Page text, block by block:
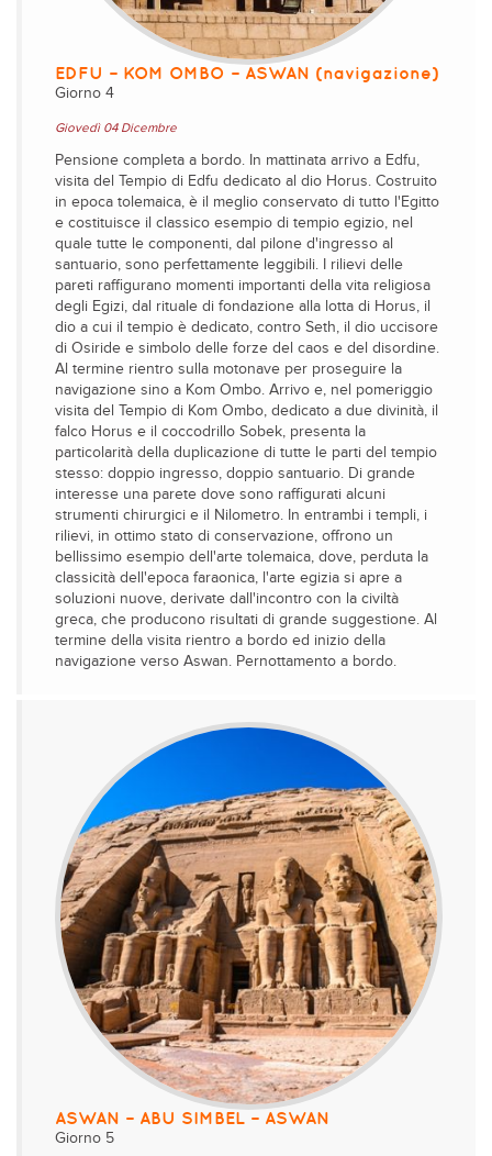
EDFU – KOM OMBO – ASWAN (navigazione)
Giorno 4
Giovedì 04 Dicembre
Pensione completa a bordo. In mattinata arrivo a Edfu,
visita del Tempio di Edfu dedicato al dio Horus. Costruito
in epoca tolemaica, è il meglio conservato di tutto l'Egitto
e costituisce il classico esempio di tempio egizio, nel
quale tutte le componenti, dal pilone d'ingresso al
santuario, sono perfettamente leggibili. I rilievi delle
pareti raffigurano momenti importanti della vita religiosa
degli Egizi, dal rituale di fondazione alla lotta di Horus, il
dio a cui il tempio è dedicato, contro Seth, il dio uccisore
di Osiride e simbolo delle forze del caos e del disordine.
Al termine rientro sulla motonave per proseguire la
navigazione sino a Kom Ombo. Arrivo e, nel pomeriggio
visita del Tempio di Kom Ombo, dedicato a due divinità, il
falco Horus e il coccodrillo Sobek, presenta la
particolarità della duplicazione di tutte le parti del tempio
stesso: doppio ingresso, doppio santuario. Di grande
interesse una parete dove sono raffigurati alcuni
strumenti chirurgici e il Nilometro. In entrambi i templi, i
rilievi, in ottimo stato di conservazione, offrono un
bellissimo esempio dell'arte tolemaica, dove, perduta la
classicità dell'epoca faraonica, l'arte egizia si apre a
soluzioni nuove, derivate dall'incontro con la civiltà
greca, che producono risultati di grande suggestione. Al
termine della visita rientro a bordo ed inizio della
navigazione verso Aswan. Pernottamento a bordo.
ASWAN – ABU SIMBEL – ASWAN
Giorno 5